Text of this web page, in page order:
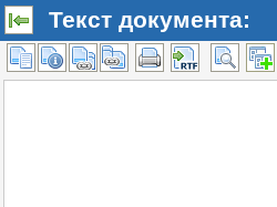
Текст документа: